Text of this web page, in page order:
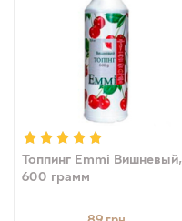
Топпинг Emmi Вишневый,
600 грамм